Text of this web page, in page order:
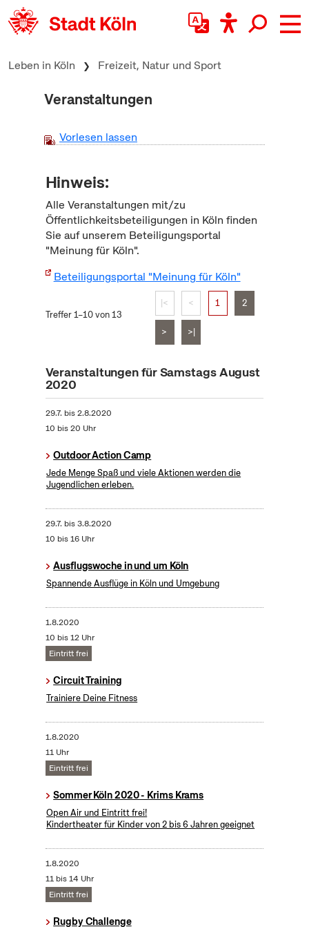
zum Inhalt springen
Leben in Köln Freizeit, Natur und Sport
Veranstaltungen
Vorlesen lassen
Hinweis:
Alle Veranstaltungen mit/zu
Öffentlichkeitsbeteiligungen in Köln finden
Sie auf unserem Beteiligungsportal
"Meinung für Köln".
Beteiligungsportal "Meinung für Köln"
Treffer 1–10 von 13
|< < 1 2
> >|
Veranstaltungen für Samstags August
2020
29.7. bis2.8.2020
10 bis 20 Uhr
Outdoor Action Camp
Jede Menge Spaß und viele Aktionen werden die
Jugendlichen erleben.
29.7. bis3.8.2020
10 bis 16 Uhr
Ausflugswoche in und um Köln
Spannende Ausflüge in Köln und Umgebung
1.8.2020
10 bis 12 Uhr
Eintritt frei
Circuit Training
Trainiere Deine Fitness
1.8.2020
11 Uhr
Eintritt frei
Sommer Köln 2020 - Krims Krams
Open Air und Eintritt frei!
Kindertheater für Kinder von 2 bis 6 Jahren geeignet
1.8.2020
11 bis 14 Uhr
Eintritt frei
Rugby Challenge